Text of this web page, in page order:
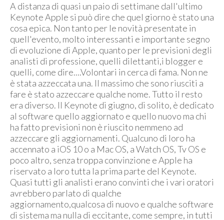
A distanza di quasi un paio di settimane dall'ultimo
Keynote Apple si può dire che quel giorno è stato una
cosa epica. Non tanto per le novità presentate in
quell'evento, molto interessanti e importante segno
di evoluzione di Apple, quanto per le previsioni degli
analisti di professione, quelli dilettanti,i blogger e
quelli, come dire....Volontari in cerca di fama. Non ne
è stata azzeccata una. Il massimo che sono riusciti a
fare è stato azzeccare qualche nome. Tutto il resto
era diverso. Il Keynote di giugno, di solito, è dedicato
al software quello aggiornato e quello nuovo ma chi
ha fatto previsioni non è riuscito nemmeno ad
azzeccare gli aggiornamenti. Qualcuno di loro ha
accennato a iOS 10 o a Mac OS, a Watch OS, Tv OS e
poco altro, senza troppa convinzione e Apple ha
riservato a loro tutta la prima parte del Keynote.
Quasi tutti gli analisti erano convinti che i vari oratori
avrebbero parlato di qualche
aggiornamento,qualcosa di nuovo e qualche software
di sistema ma nulla di eccitante, come sempre, in tutti